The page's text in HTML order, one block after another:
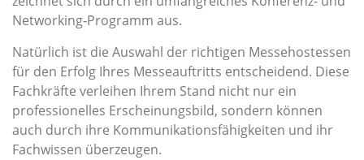
Networking‑Programm aus.
Natürlich ist die Auswahl der richtigen Messehostessen
für den Erfolg Ihres Messeauftritts entscheidend. Diese
Fachkräfte verleihen Ihrem Stand nicht nur ein
professionelles Erscheinungsbild, sondern können
auch durch ihre Kommunikationsfähigkeiten und ihr
Fachwissen überzeugen.